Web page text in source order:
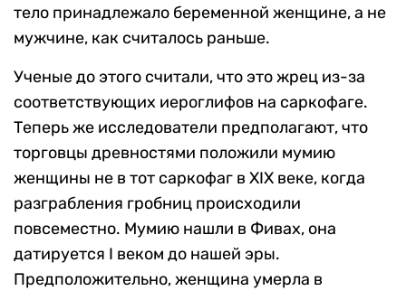
тело принадлежало беременной женщине, а не
мужчине, как считалось раньше.
Ученые до этого считали, что это жрец из-за
соответствующих иероглифов на саркофаге.
Теперь же исследователи предполагают, что
торговцы древностями положили мумию
женщины не в тот саркофаг в XIX веке, когда
разграбления гробниц происходили
повсеместно. Мумию нашли в Фивах, она
датируется I веком до нашей эры.
Предположительно, женщина умерла в